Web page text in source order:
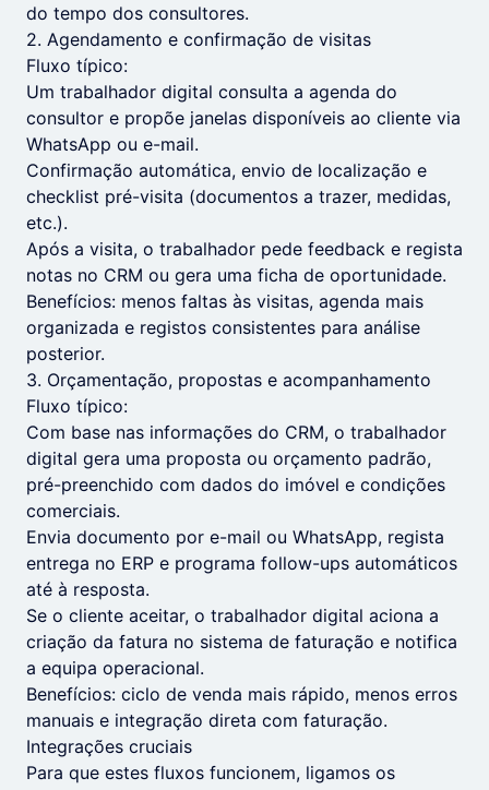
do tempo dos consultores.
2. Agendamento e confirmação de visitas
Fluxo típico:
Um trabalhador digital consulta a agenda do
consultor e propõe janelas disponíveis ao cliente via
WhatsApp ou e-mail.
Confirmação automática, envio de localização e
checklist pré-visita (documentos a trazer, medidas,
etc.).
Após a visita, o trabalhador pede feedback e regista
notas no CRM ou gera uma ficha de oportunidade.
Benefícios: menos faltas às visitas, agenda mais
organizada e registos consistentes para análise
posterior.
3. Orçamentação, propostas e acompanhamento
Fluxo típico:
Com base nas informações do CRM, o trabalhador
digital gera uma proposta ou orçamento padrão,
pré-preenchido com dados do imóvel e condições
comerciais.
Envia documento por e-mail ou WhatsApp, regista
entrega no ERP e programa follow-ups automáticos
até à resposta.
Se o cliente aceitar, o trabalhador digital aciona a
criação da fatura no sistema de faturação e notifica
a equipa operacional.
Benefícios: ciclo de venda mais rápido, menos erros
manuais e integração direta com faturação.
Integrações cruciais
Para que estes fluxos funcionem, ligamos os